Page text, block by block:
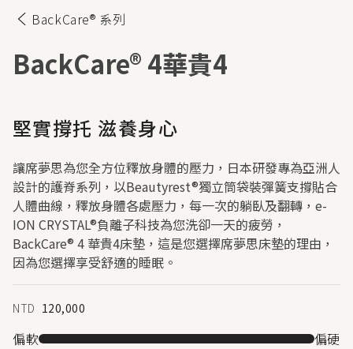
BackCare® 系列
BackCare® 4華貴4
堅實撐托 滋養身心
讓席夢思為您全方位釋放身體的壓力，日本研發專為亞洲人
設計的護脊系列，以Beautyrest®獨立筒袋裝彈簧支撐貼合
人體曲線，釋放身體各處壓力，每一次的躺臥及翻轉，e-
ION CRYSTAL®負離子科技為您洗卻一天的疲勞，
BackCare® 4 華貴4床墊，這是您選擇席夢思床墊的理由，
因為您選擇享受舒適的睡眠。
NTD 120,000
偏軟 偏硬